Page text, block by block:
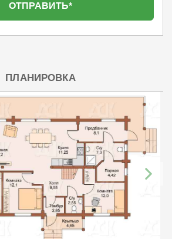
ПЛАНИРОВКА